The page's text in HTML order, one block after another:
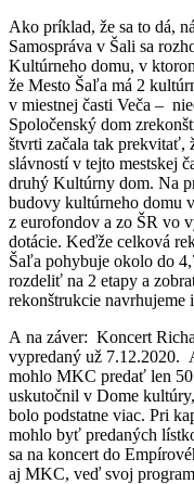
Ako príklad, že sa to dá,
Samospráva v Šali sa
Kultúrneho domu, v
že Mesto Šaľa má 2
v miestnej časti Veča –
Spoločenský dom
štvrti začala tak prekvitať,
slávností v tejto mestskej
druhý Kultúrny dom. Na
budovy kultúrneho domu
z eurofondov a zo ŠR vo
dotácie. Keďže celková
Šaľa pohybuje okolo do
rozdeliť na 2 etapy a
rekonštrukcie navrhujeme
A na záver: Koncert
vypredaný už 7.12.2020.
mohlo MKC predať len
uskutočnil v Dome
bolo podstatne viac. Pri
mohlo byť predaných
sa na koncert do
aj MKC, veď svoj